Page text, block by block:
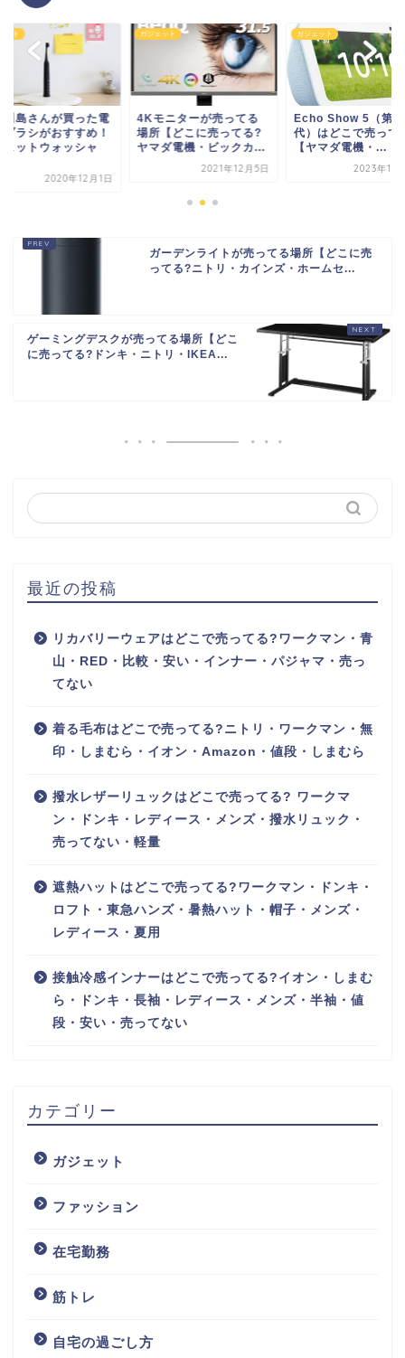
ット
ニターが売ってる
【どこに売ってる?
ダ電機・ビックカ...
ガジェット
Echo Show 5（第3世
代）はどこで売ってる?
【ヤマダ電機・...
2023年10月19日
ガジェット
麒麟川島さんが買っ
動歯ブラシがおすす
【ジェットウォッシ
ガーデンライトが売ってる場所【どこに売
ってる?ニトリ・カインズ・ホームセ...
ゲーミングデスクが売ってる場所【どこ
に売ってる?ドンキ・ニトリ・IKEA...
最近の投稿
リカバリーウェアはどこで売ってる?ワークマン・青
山・RED・比較・安い・インナー・パジャマ・売っ
てない
着る毛布はどこで売ってる?ニトリ・ワークマン・無
印・しまむら・イオン・Amazon・値段・しまむら
撥水レザーリュックはどこで売ってる? ワークマ
ン・ドンキ・レディース・メンズ・撥水リュック・
売ってない・軽量
遮熱ハットはどこで売ってる?ワークマン・ドンキ・
ロフト・東急ハンズ・暑熱ハット・帽子・メンズ・
レディース・夏用
接触冷感インナーはどこで売ってる?イオン・しまむ
ら・ドンキ・長袖・レディース・メンズ・半袖・値
段・安い・売ってない
カテゴリー
ガジェット
ファッション
在宅勤務
筋トレ
自宅の過ごし方